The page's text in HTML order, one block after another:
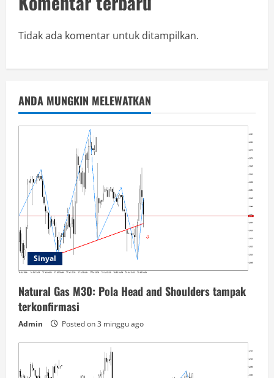
Tidak ada komentar untuk ditampilkan.
ANDA MUNGKIN MELEWATKAN
Sinyal
Natural Gas M30: Pola Head and Shoulders tampak
terkonfirmasi
Admin Posted on 3 minggu ago